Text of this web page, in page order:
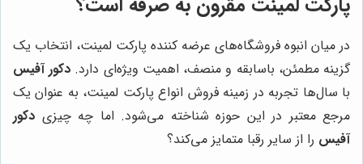
در میان انبوه فروشگاه‌های عرضه کننده پارکت لمینت، انتخاب یک
گزینه مطمئن، باسابقه و منصف، اهمیت ویژه‌ای دارد. دکور آفیس
با سال‌ها تجربه در زمینه فروش انواع پارکت لمینت، به عنوان یک
مرجع معتبر در این حوزه شناخته می‌شود. اما چه چیزی دکور
آفیس را از سایر رقبا متمایز می‌کند؟